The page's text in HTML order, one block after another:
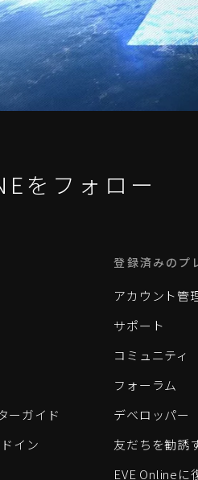
をフォロー
ーガイド
イン
登録済みのプ
アカウント管
サポート
コミュニティ
フォーラム
デベロッパー
友だちを勧誘
EVE Onlineに